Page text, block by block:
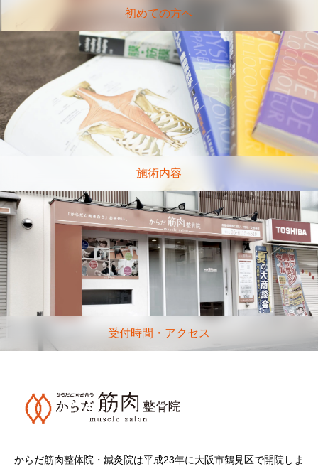
初めての方へ
施術内容
受付時間・アクセス
からだ筋肉整体院・鍼灸院は平成23年に大阪市鶴見区で開院しま